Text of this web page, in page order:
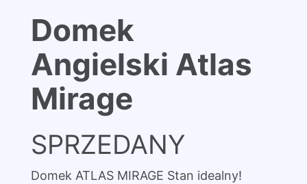
Domek
Angielski Atlas
Mirage
SPRZEDANY
Domek ATLAS MIRAGE Stan idealny!